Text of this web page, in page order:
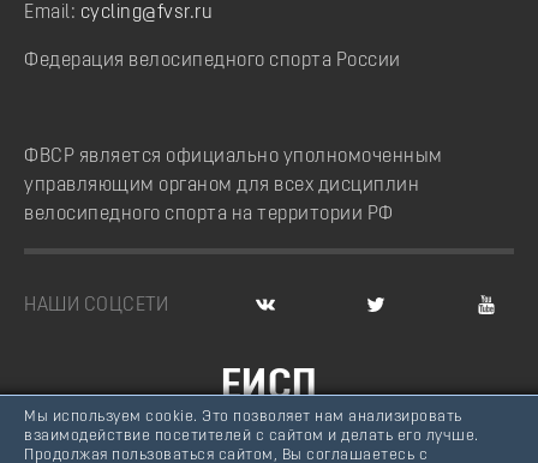
Email: cycling@fvsr.ru
Федерация велосипедного спорта России
ФВСР является официально уполномоченным
управляющим органом для всех дисциплин
велосипедного спорта на территории РФ
НАШИ СОЦСЕТИ
ЕИСП
ВЕЛОСПОРТ РОССИИ
Мы используем cookie. Это позволяет нам анализировать
взаимодействие посетителей с сайтом и делать его лучше.
Продолжая пользоваться сайтом, Вы соглашаетесь с